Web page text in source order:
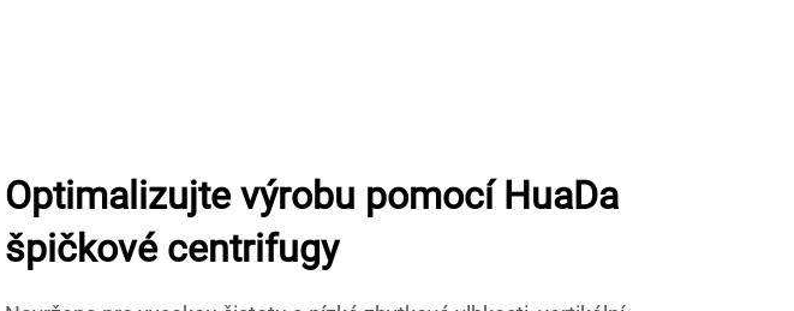
Optimalizujte výrobu pomocí HuaDa
špičkové centrifugy